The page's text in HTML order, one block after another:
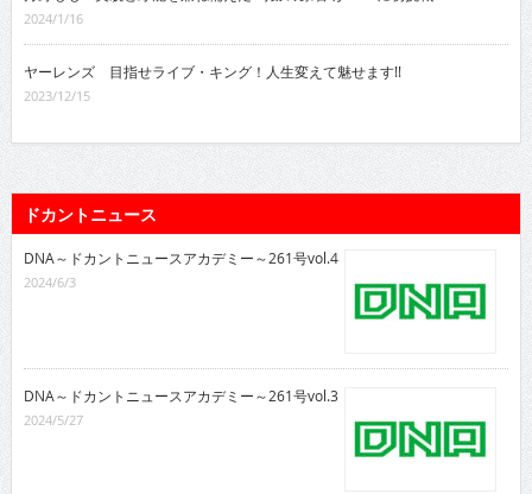
2024/1/16
ヤーレンズ 目指せライブ・キング！人生変えて魅せます!!
2023/12/15
ドカントニュース
DNA～ドカントニュースアカデミー～261号vol.4
2024/6/3
DNA～ドカントニュースアカデミー～261号vol.3
2024/5/27